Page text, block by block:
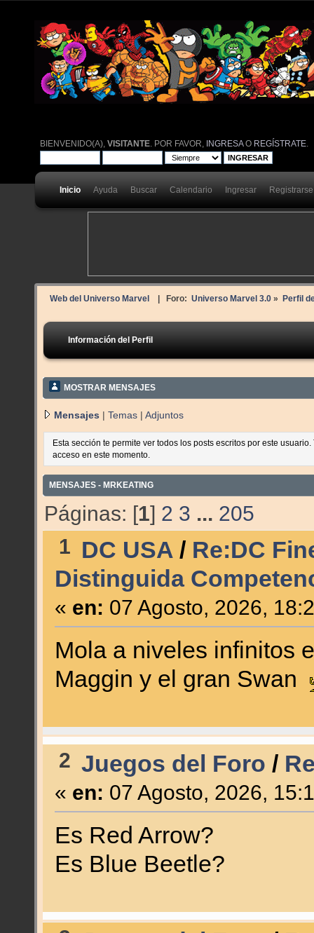
BIENVENIDO(A),VISITANTE . POR FAVOR, INGRESAO REGÍSTRATE
Inicio Ayuda Buscar Calendario Ingresar Registrarse
Web del Universo Marvel | Foro: Universo Marvel 3.0» Perfil
Información del Perfil
MOSTRAR MENSAJES
Mensajes | Temas | Adjuntos
Esta sección te permite ver todos los posts escritos por este
acceso en este momento.
MENSAJES - MRKEATING
Páginas: [1] 2 3 ... 205
1 DC USA / Re:DC
Distinguida
« en: 07 Agosto, 2026,
Mola a niveles infinitos
Maggin y el gran Swan
2 Juegos del Foro /
« en: 07 Agosto, 2026,
Es Red Arrow?
Es Blue Beetle?